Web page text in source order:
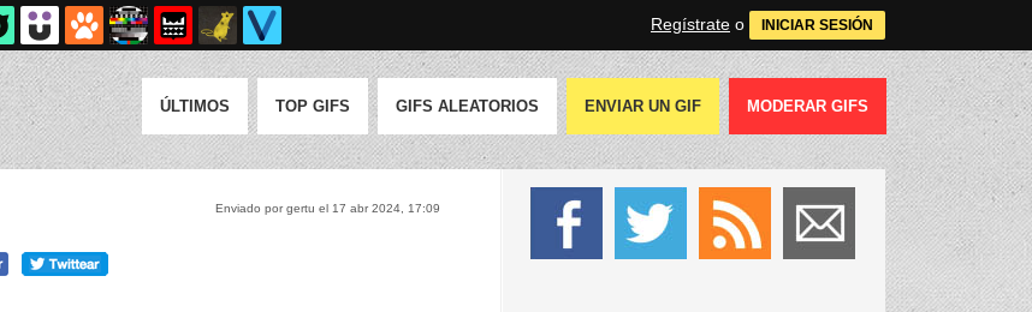
Regístrate o INICIAR SESIÓN
ÚLTIMOS TOP GIFS GIFS ALEATORIOS ENVIAR UN GIF MODERAR GIFS
Enviado por gertu el 17 abr 2024, 17:09